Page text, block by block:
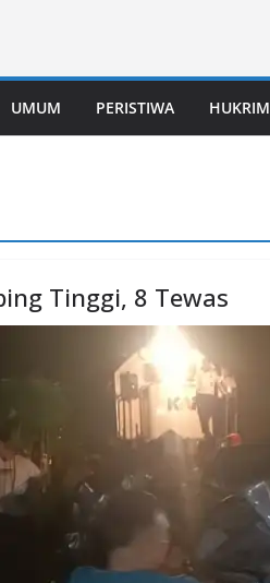
UMUM PERISTIWA HUKRIM
Tinggi, 8 Tewas